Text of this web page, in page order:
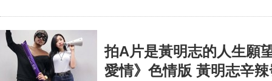
拍A片是黃明志的人生願
愛情》色情版 黃明志辛